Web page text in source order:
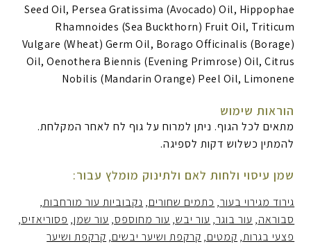
Seed Oil, Persea Gratissima (Avocado) Oil, Hippophae
Rhamnoides (Sea Buckthorn) Fruit Oil, Triticum
Vulgare (Wheat) Germ Oil, Borago Officinalis (Borage)
Oil, Oenothera Biennis (Evening Primrose) Oil, Citrus
Nobilis (Mandarin Orange) Peel Oil, Limonene
הוראות שימוש
מתאים לכל הגוף. ניתן למרוח על גוף לח לאחר המקלחת.
להמתין כשלוש דקות לספיגה.
שמן עיסוי ולחות לאם ולתינוק מומלץ עבור:
גירוד מגירוי בעור כתמים שחורים נקבוביות עור מורחבות
סבוראה עור בוגר עור יבש עור מחוספס עור שמן פסוריאזיס
פצעי בגרות קמטים קרקפת ושיער יבשים קרקפת ושיער